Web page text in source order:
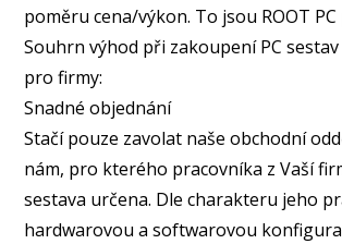
poměru cena/výkon. To jsou ROOT
Souhrn výhod při zakoupení PC sestav
pro firmy:
Snadné objednání
Stačí pouze zavolat naše obchodní
nám, pro kterého pracovníka z Vaší
sestava určena. Dle charakteru jeho
hardwarovou a softwarovou